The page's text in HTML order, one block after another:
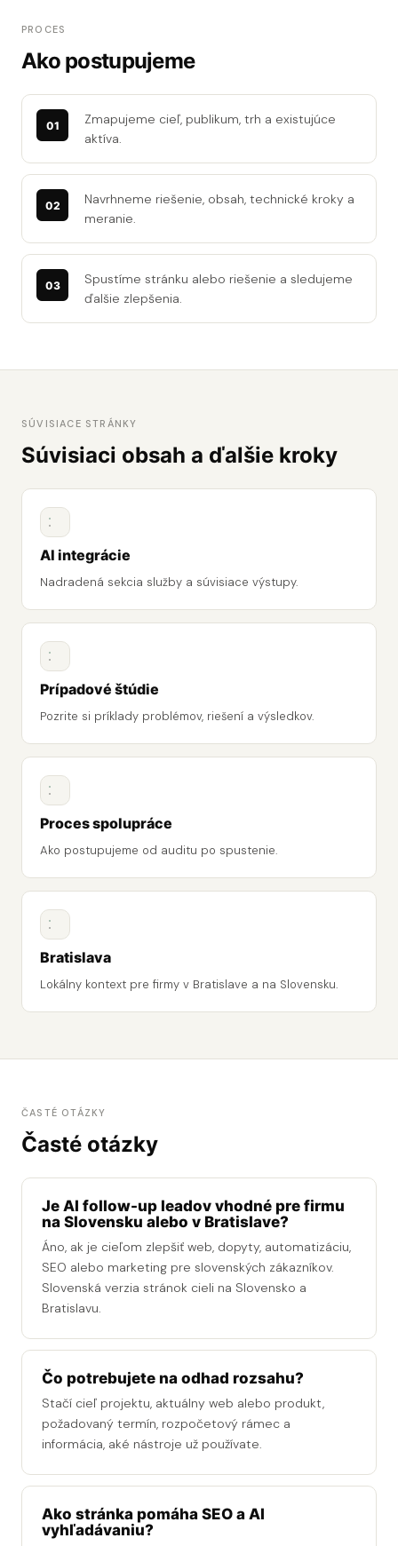
PROCES
Ako postupujeme
Zmapujeme cieľ, publikum, trh a existujúce
aktíva.
Navrhneme riešenie, obsah, technické kroky a
meranie.
Spustíme stránku alebo riešenie a sledujeme
ďalšie zlepšenia.
SÚVISIACE STRÁNKY
Súvisiaci obsah a ďalšie kroky
AI integrácie
Nadradená sekcia služby a súvisiace výstupy.
Prípadové štúdie
Pozrite si príklady problémov, riešení a výsledkov.
Proces spolupráce
Ako postupujeme od auditu po spustenie.
Bratislava
Lokálny kontext pre firmy v Bratislave a na Slovensku.
ČASTÉ OTÁZKY
Časté otázky
Je AI follow-up leadov vhodné pre firmu
na Slovensku alebo v Bratislave?
Áno, ak je cieľom zlepšiť web, dopyty, automatizáciu,
SEO alebo marketing pre slovenských zákazníkov.
Slovenská verzia stránok cieli na Slovensko a
Bratislavu.
Čo potrebujete na odhad rozsahu?
Stačí cieľ projektu, aktuálny web alebo produkt,
požadovaný termín, rozpočetový rámec a
informácia, aké nástroje už používate.
Ako stránka pomáha SEO a AI
vyhľadávaniu?